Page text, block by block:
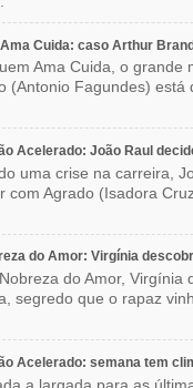
Cuida: caso Arthur
Ama Cuida, o grande
(Antonio Fagundes) está
Acelerado: João Raul
uma crise na carreira,
com Agrado (Isadora
do Amor: Virgínia
do Amor,
segredo que o rapaz
Acelerado: semana tem
a largada para as